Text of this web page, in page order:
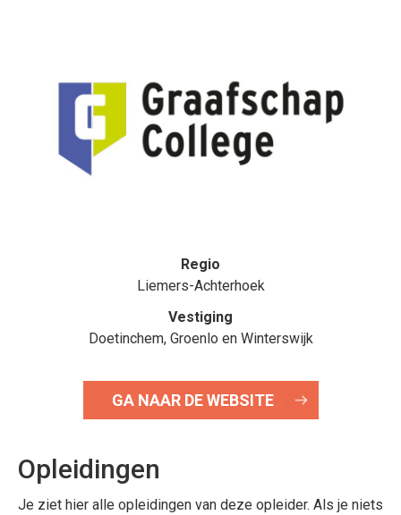
Regio
Liemers-Achterhoek
Vestiging
Doetinchem, Groenlo en Winterswijk
GA NAAR DE WEBSITE
Opleidingen
Je ziet hier alle opleidingen van deze opleider. Als je niets